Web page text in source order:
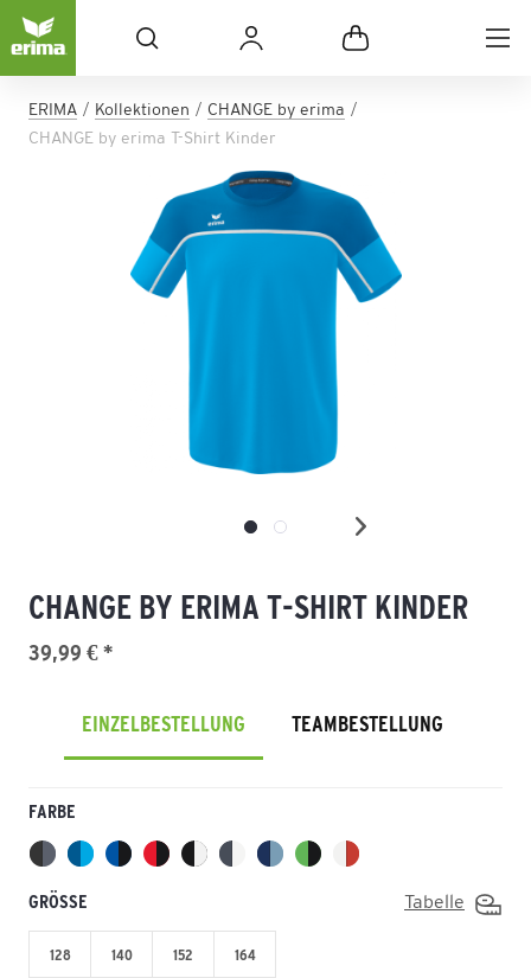
ERIMA Kollektionen
CHANGE by erima
CHANGE by erima T-Shirt Kinder
CHANGE BY ERIMA T-SHIRT KINDER
39,99 € *
EINZELBESTELLUNG TEAMBESTELLUNG
FARBE
GRÖSSE Tabelle
128 140 152 164